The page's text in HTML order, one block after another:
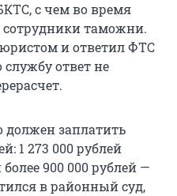
с чем во время
сотрудники таможни.
юристом и ответил ФТС
ответ не
должен заплатить
1 273 000 рублей
900 000 рублей —
в районный суд,